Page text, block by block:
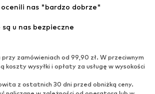
ocenili nas "bardzo dobrze"
u nas bezpieczne
zamówieniach od 99,90 zł. W przeciwnym
koszty wysyłki i opłaty za usługę w wysokości
z ostatnich 30 dni przed obniżką ceny.